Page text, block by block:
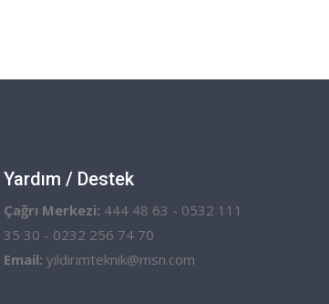
Yardım / Destek
Çağrı Merkezi: 444 48 63 - 0532 111
35 30 - 0232 256 74 70
Email: yildirimteknik@msn.com